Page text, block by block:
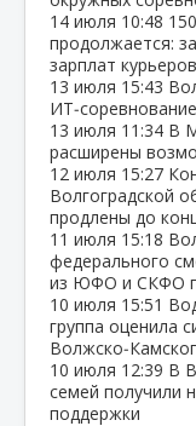
14 июля 10:48
продолжается:
зарплат курьеров
13 июля 15:43
13 июля 11:34 В
расширены
12 июля 15:27
Волгоградской
продлены до
11 июля 15:18
федерального
из ЮФО и СКФО
10 июля 15:51
группа оценила
10 июля 12:39 В
семей получили
поддержки